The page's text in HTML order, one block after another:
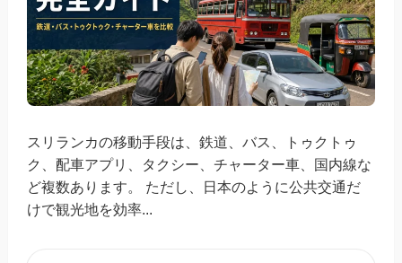
スリランカの移動手段は、鉄道、バス、トゥクトゥ
ク、配車アプリ、タクシー、チャーター車、国内線な
ど複数あります。 ただし、日本のように公共交通だ
けで観光地を効率...